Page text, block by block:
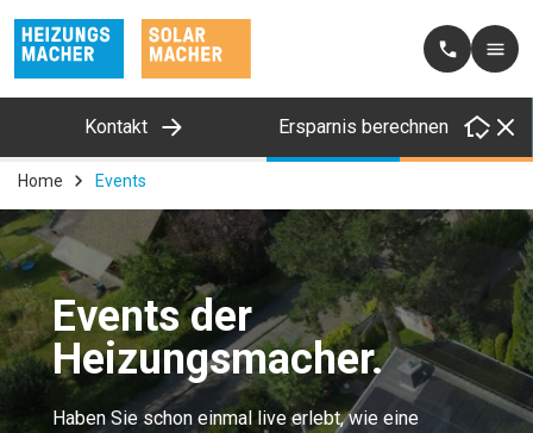
Kontakt Ersparnis berechnen
Home Events
Events der
Heizungsmacher.
Haben Sie schon einmal live erlebt, wie eine